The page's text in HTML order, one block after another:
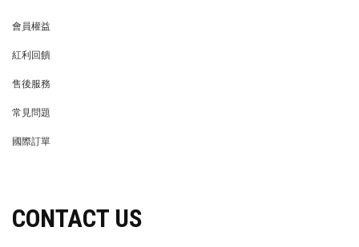
會員權益
紅利回饋
售後服務
常見問題
國際訂單
CONTACT US